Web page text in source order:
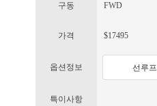
구동 FWD
가격 $17495
옵션정보 선루프
특이사항